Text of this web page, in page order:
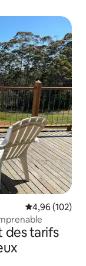
Évaluation
4,96 (102)
des tarifs